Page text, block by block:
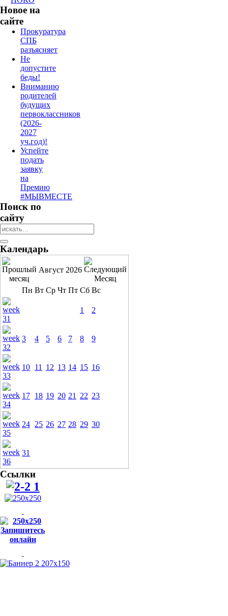
Новое на
сайте
Прокуратура
СПБ
разъясняет
Не
допустите
беды!
Вниманию
родителей
будущих
первоклассников
(2026-
2027
уч.год)!
Успейте
подать
заявку
на
Премию
#МЫВМЕСТЕ
Поиск по
сайту
Календарь
Август 2026
Пн Вт Ср Чт Пт Сб Вс
1 2
3 4 5 6 7 8 9
10 11 12 13 14 15 16
17 18 19 20 21 22 23
24 25 26 27 28 29 30
31
Ссылки